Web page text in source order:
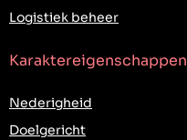
Logistiek beheer
Karaktereigenschappen
Nederigheid
Doelgericht